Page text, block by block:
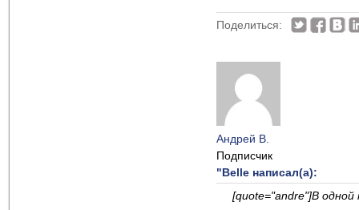
Поделиться:
Андрей В.
Подписчик
"Belle написал(а):
[quote="andre"]В